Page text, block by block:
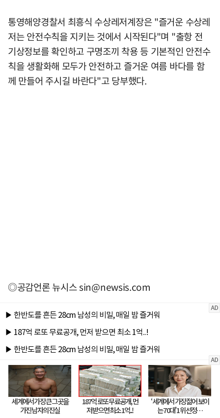
통영해양경찰서 최흥식 수상레저계장은 "즐거운 수상레
저는 안전수칙을 지키는 것에서 시작된다"며 "출항 전
기상정보를 확인하고 구명조끼 착용 등 기본적인 안전수
칙을 생활화해 모두가 안전하고 즐거운 여름 바다를 함
께 만들어 주시길 바란다"고 당부했다.
◎공감언론 뉴시스sin@newsis.com